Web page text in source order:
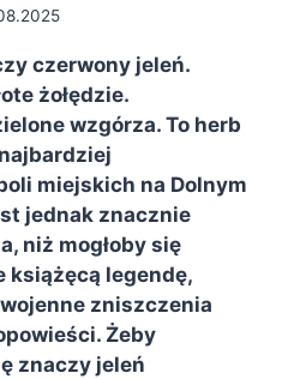
czerwony jeleń.
żołędzie.
wzgórza. To herb
miejskich na Dolnym
jednak znacznie
niż mogłoby się
książęcą legendę,
zniszczenia
Żeby
znaczy jeleń